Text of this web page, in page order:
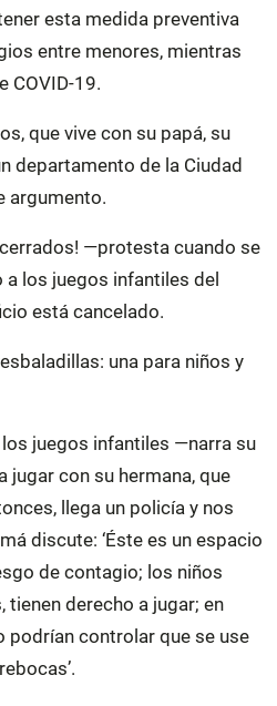
esta medida preventiva
entre menores, mientras
COVID-19.
que vive con su papá, su
departamento de la Ciudad
argumento.
—protesta cuando se
los juegos infantiles del
está cancelado.
una para niños y
juegos infantiles —narra su
jugar con su hermana, que
llega un policía y nos
discute: ‘Éste es un espacio
de contagio; los niños
tienen derecho a jugar; en
podrían controlar que se use